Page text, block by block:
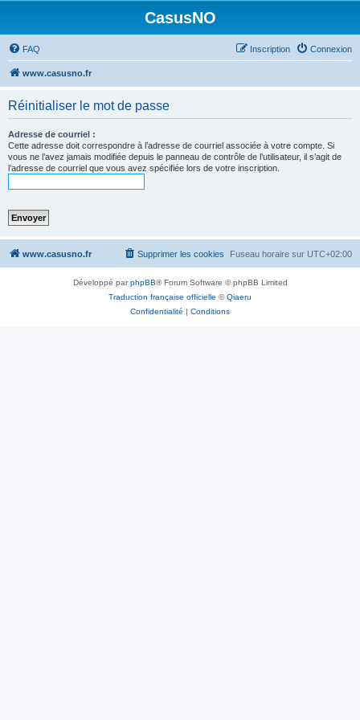
CasusNO
FAQ Connexion
Inscription
www.casusno.fr
Réinitialiser le mot de passe
Adresse de courriel :
Cette adresse doit correspondre à l’adresse de courriel associée à votre compte. Si
vous ne l’avez jamais modifiée depuis le panneau de contrôle de l’utilisateur, il s’agit de
l’adresse de courriel que vous avez spécifiée lors de votre inscription.
www.casusno.fr Fuseau horaire sur UTC+02:00
Supprimer les cookies
Développé parphpBB® Forum Software © phpBB Limited
Traduction française officielle ©Qiaeru
Confidentialité | Conditions